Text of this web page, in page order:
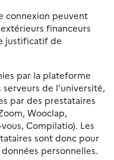
connexion peuvent
financeurs
justificatif de
par la plateforme
de l’université,
par des prestataires
Wooclap,
Compilatio). Les
sont donc pour
personnelles.